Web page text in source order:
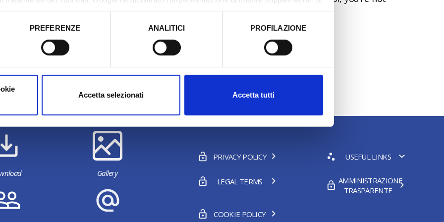
che abbiamo valutato essere sufficienti.
PREFERENZE ANALITICI PROFILAZIONE
Accetta selezionati Accetta tutti
Gallery
PRIVACY POLICY USEFUL LINKS
LEGAL TERMS
AMMINISTRAZIONE
TRASPARENTE
COOKIE POLICY